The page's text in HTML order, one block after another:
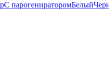
С парогенираторомБелый